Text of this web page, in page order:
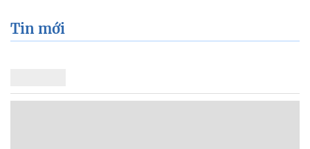
Tin mới